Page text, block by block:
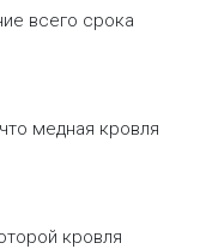
всего срока
медная кровля
кровля